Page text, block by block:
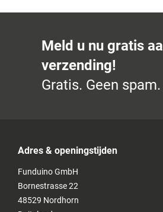
Meld u nu gratis
verzending!
Gratis. Geen
Adres & openingstijden
Funduino GmbH
Bornestrasse 22
48529 Nordhorn